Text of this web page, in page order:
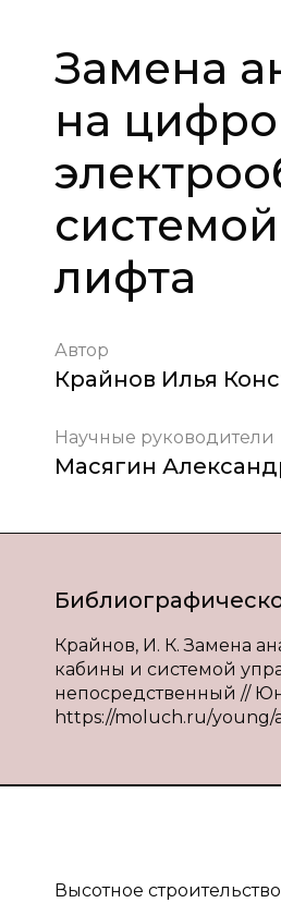
Замена
на
лифта
Автор
Крайнов Илья
Научные руководители
Масягин
Крайнов, И. К. Замена
кабины и системой
непосредственный //
https://moluch.ru/young/
Высотное